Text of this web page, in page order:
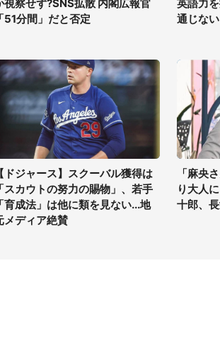
視察せず?SNS拡散 内閣広報官
「51分間」だと否定
英語力
通じない
【ドジャース】スクーバル獲得は
「スカウトの努力の賜物」、若手
「育成法」は他に類を見ない...地
メディア絶賛
「麻央
り大人
十郎、